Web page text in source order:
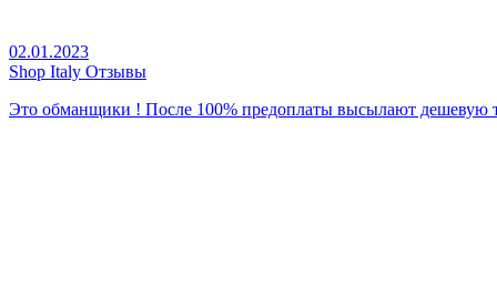
02.01.2023
Shop Italy Отзывы
Это обманщики ! После 100% предоплаты высылают дешевую